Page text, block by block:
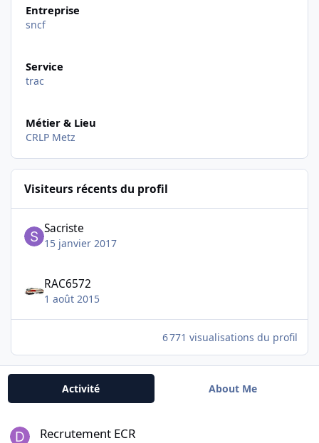
Entreprise
sncf
Service
trac
Métier & Lieu
CRLP Metz
Visiteurs récents du profil
Sacriste
15 janvier 2017
RAC6572
1 août 2015
6 771 visualisations du profil
Activité About Me
Recrutement ECR